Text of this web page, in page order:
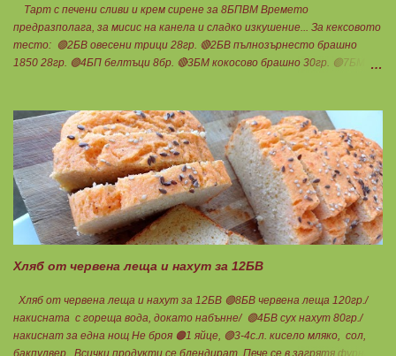
Тарт с печени сливи и крем сирене за 8БПВМ Времето
предразполага, за мисис на канела и сладко изкушение... За кексовото
тесто: 🟢2БВ овесени трици 28гр. 🔴2БВ пълнозърнесто брашно
1850 28гр. 🟢4БП белтъци 8бр. 🔴3БМ кокосово брашно 30гр. 🟢7БМ
добре и се оставя на страна да набъбне. За чийз крема: 🟢3БП
обезмаслено крем сирене Кауфланд 200гр. + 1 равна с.л скир 🟠1БП
яйце 1бр. Ванилия Не подслаждам! За отгоре: 🟢4БВ сини сливи
360гр. Канела Мазнините са удвоени за белтъците и крем сиренето!
В голяма силиконова форма за тарт, разпределих така: 🥧1- ви слой
от кексово тесто 🥧2- ри слой чийз крем 🥧3- ти слой нарязани сини
сливи Канелата поръсих след изпичане, за да не е много натрапчива и
в голямо количество. Сладкиша изпекох в загрята фурна на 180
Хляб от червена леща и нахут за 12БВ
Хляб от червена леща и нахут за 12БВ 🟢8БВ червена леща 120гр./
накисната с гореща вода, докато набънне/ 🟢4БВ сух нахут 80гр./
накиснат за една нощ Не броя 🟠1 яйце, 🟢3-4с.л. кисело мляко, сол,
бакпулвер. Всички продукти се блендират. Пече се в загрятя фурна